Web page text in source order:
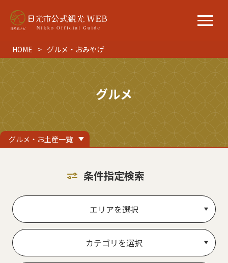
HOME グルメ・おみやげ
グルメ
グルメ・お土産一覧
条件指定検索
エリアを選択
カテゴリを選択